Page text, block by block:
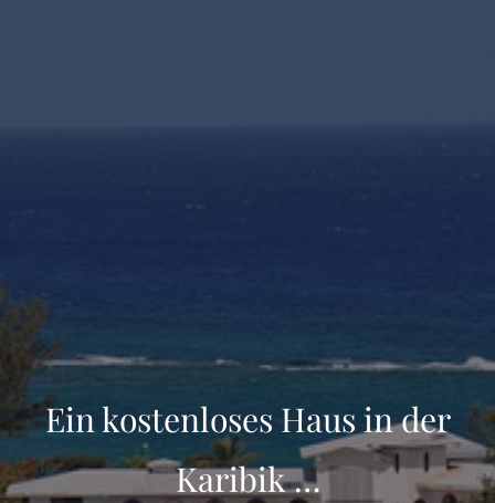
Ein kostenloses Haus in der
Karibik …